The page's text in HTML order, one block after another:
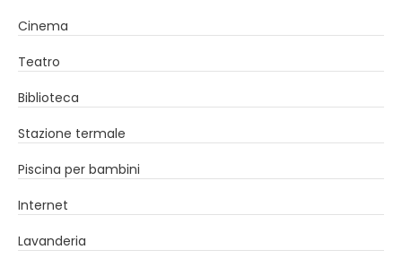
Cinema
Teatro
Biblioteca
Stazione termale
Piscina per bambini
Internet
Lavanderia